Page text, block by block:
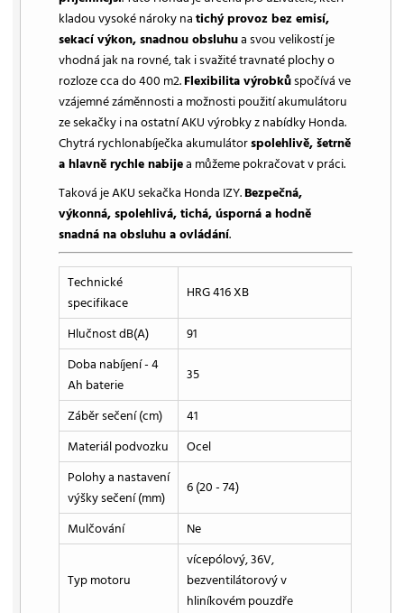
kladou vysoké nároky natichý provoz bez emisí,
sekací výkon, snadnou obsluhua svou velikostí je
vhodná jak na rovné, tak i svažité travnaté plochy o
rozloze cca do 400 m2.Flexibilita výrobkůspočívá ve
vzájemné záměnnosti a možnosti použití akumulátoru
ze sekačky i na ostatní AKU výrobky z nabídky Honda.
Chytrá rychlonabíječka akumulátorspolehlivě, šetrně
a hlavně rychle nabijea můžeme pokračovat v práci.
Taková je AKU sekačka Honda IZY.Bezpečná,
výkonná, spolehlivá, tichá, úsporná a hodně
snadná na obsluhu a ovládání.
Technické
specifikace
HRG 416 XB
Hlučnost dB(A)
91
Doba nabíjení - 4
Ah baterie
35
Záběr sečení (cm)
41
Materiál podvozku
Ocel
Polohy a nastavení
výšky sečení (mm)
6 (20 - 74)
Mulčování
Ne
Typ motoru
vícepólový, 36V,
bezventilátorový v
hliníkovém pouzdře